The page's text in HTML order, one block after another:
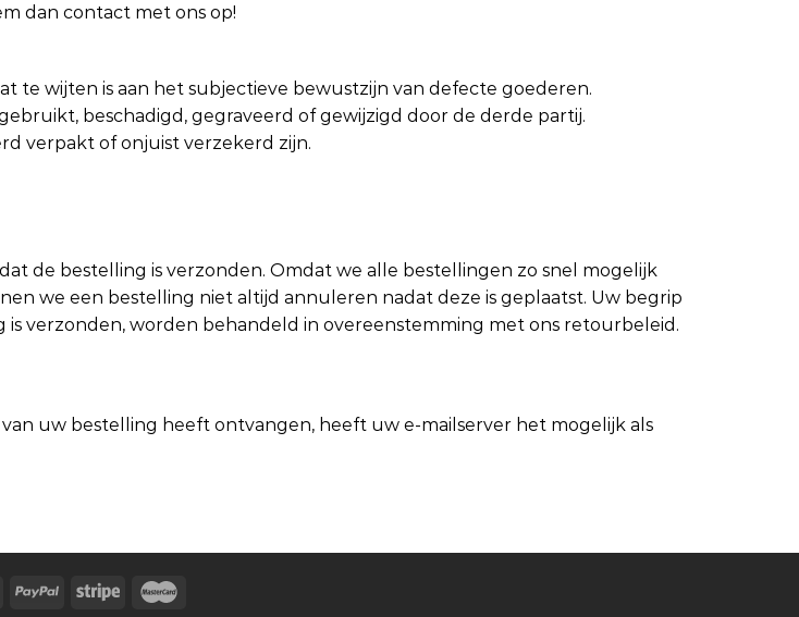
dan contact met ons op!
te wijten is aan het subjectieve bewustzijn van defecte goederen.
beschadigd, gegraveerd of gewijzigd door de derde partij.
verpakt of onjuist verzekerd zijn.
de bestelling is verzonden. Omdat we alle bestellingen zo snel mogelijk
we een bestelling niet altijd annuleren nadat deze is geplaatst. Uw begrip
verzonden, worden behandeld in overeenstemming met ons retourbeleid.
uw bestelling heeft ontvangen, heeft uw e-mailserver het mogelijk als